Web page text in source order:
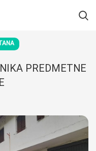
PREDMETNE